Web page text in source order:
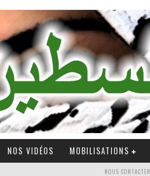
NOS VIDÉOS MOBILISATIONS
NOUS CONTACTER